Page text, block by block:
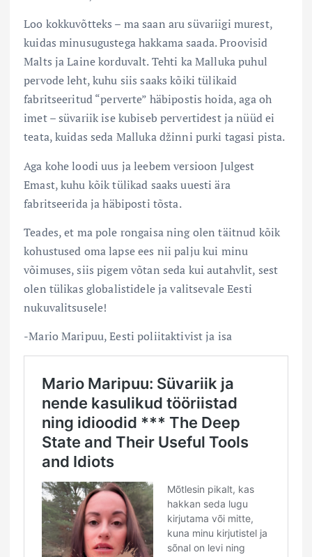
Loo kokkuvõtteks – ma saan aru süvariigi murest,
kuidas minusugustega hakkama saada. Proovisid
Malts ja Laine korduvalt. Tehti ka Malluka puhul
pervode leht, kuhu siis saaks kõiki tülikaid
fabritseeritud “perverte” häbipostis hoida, aga oh
imet – süvariik ise kubiseb pervertidest ja nüüd ei
teata, kuidas seda Malluka džinni purki tagasi pista.
Aga kohe loodi uus ja leebem versioon Julgest
Emast, kuhu kõik tülikad saaks uuesti ära
fabritseerida ja häbiposti tõsta.
Teades, et ma pole rongaisa ning olen täitnud kõik
kohustused oma lapse ees nii palju kui minu
võimuses, siis pigem võtan seda kui autahvlit, sest
olen tülikas globalistidele ja valitsevale Eesti
nukuvalitsusele!
-Mario Maripuu, Eesti poliitaktivist ja isa